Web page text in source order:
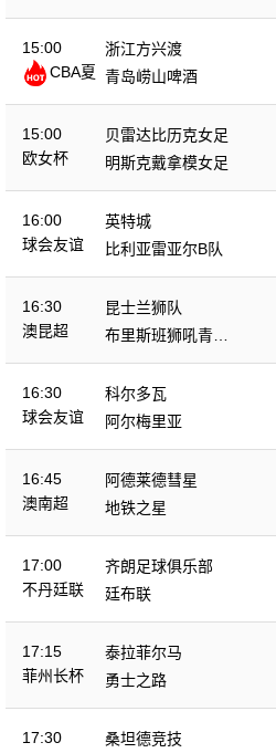
15:00
CBA夏
浙江方兴渡
青岛崂山啤酒
15:00
欧女杯
贝雷达比历克女足
明斯克戴拿模女足
16:00
球会友谊
英特城
比利亚雷亚尔B队
16:30
澳昆超
昆士兰狮队
布里斯班狮吼青年
队
16:30
球会友谊
科尔多瓦
阿尔梅里亚
16:45
澳南超
阿德莱德彗星
地铁之星
17:00
不丹廷联
齐朗足球俱乐部
廷布联
17:15
菲州长杯
泰拉菲尔马
勇士之路
17:30
桑坦德竞技